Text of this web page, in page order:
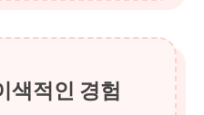
색적인 경험